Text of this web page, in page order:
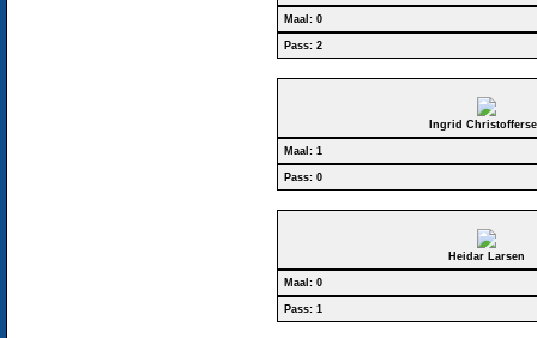
Maal: 0
Pass: 2
Ingrid
Maal: 1
Pass: 0
Heidar Larsen
Maal: 0
Pass: 1